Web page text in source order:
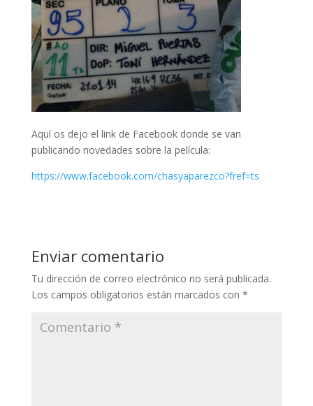
Aquí os dejo el link de Facebook donde se van
publicando novedades sobre la película:
https://www.facebook.com/chasyaparezco?fref=ts
Enviar comentario
Tu dirección de correo electrónico no será publicada.
Los campos obligatorios están marcados con *